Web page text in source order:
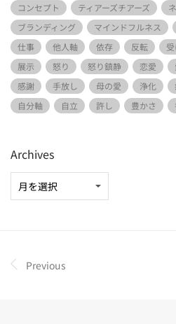
コンセプト
ティアーズチアーズ
ブランディング
マインドフルネス
仕事
他人軸 依存 反転
展示
怒り 怒り鎮静 恋愛
感謝
手放し 母の愛 浄化
自分軸
自立 許し 豊かさ
Archives
Previous